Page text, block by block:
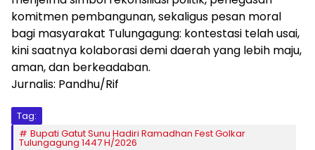
komitmen pembangunan, sekaligus pesan moral
bagi masyarakat Tulungagung: kontestasi telah usai,
kini saatnya kolaborasi demi daerah yang lebih maju,
aman, dan berkeadaban.
Jurnalis: Pandhu/Rif
Tag:
Bupati Gatut Sunu Hadiri Ramadhan Fest Golkar
Tulungagung 1447 H/2026